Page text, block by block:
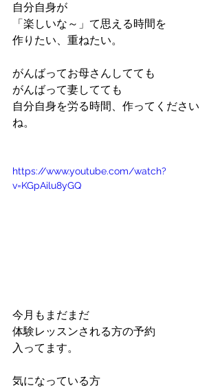
自分自身が
「楽しいな～」て思える時間を
作りたい、重ねたい。
がんばってお母さんしてても
がんばって妻してても
自分自身を労る時間、作ってください
ね。
https://www.youtube.com/watch?
v=KGpAilu8yGQ
今月もまだまだ
体験レッスンされる方の予約
入ってます。
気になっている方